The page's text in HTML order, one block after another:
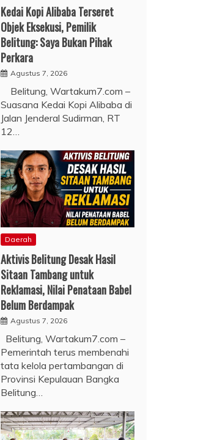
Kedai Kopi Alibaba Terseret
Objek Eksekusi, Pemilik
Belitung: Saya Bukan Pihak
Perkara
Agustus 7, 2026
Belitung, Wartakum7.com –
Suasana Kedai Kopi Alibaba di
Jalan Jenderal Sudirman, RT
12…
Daerah
Aktivis Belitung Desak Hasil
Sitaan Tambang untuk
Reklamasi, Nilai Penataan Babel
Belum Berdampak
Agustus 7, 2026
Belitung, Wartakum7.com –
Pemerintah terus membenahi
tata kelola pertambangan di
Provinsi Kepulauan Bangka
Belitung…